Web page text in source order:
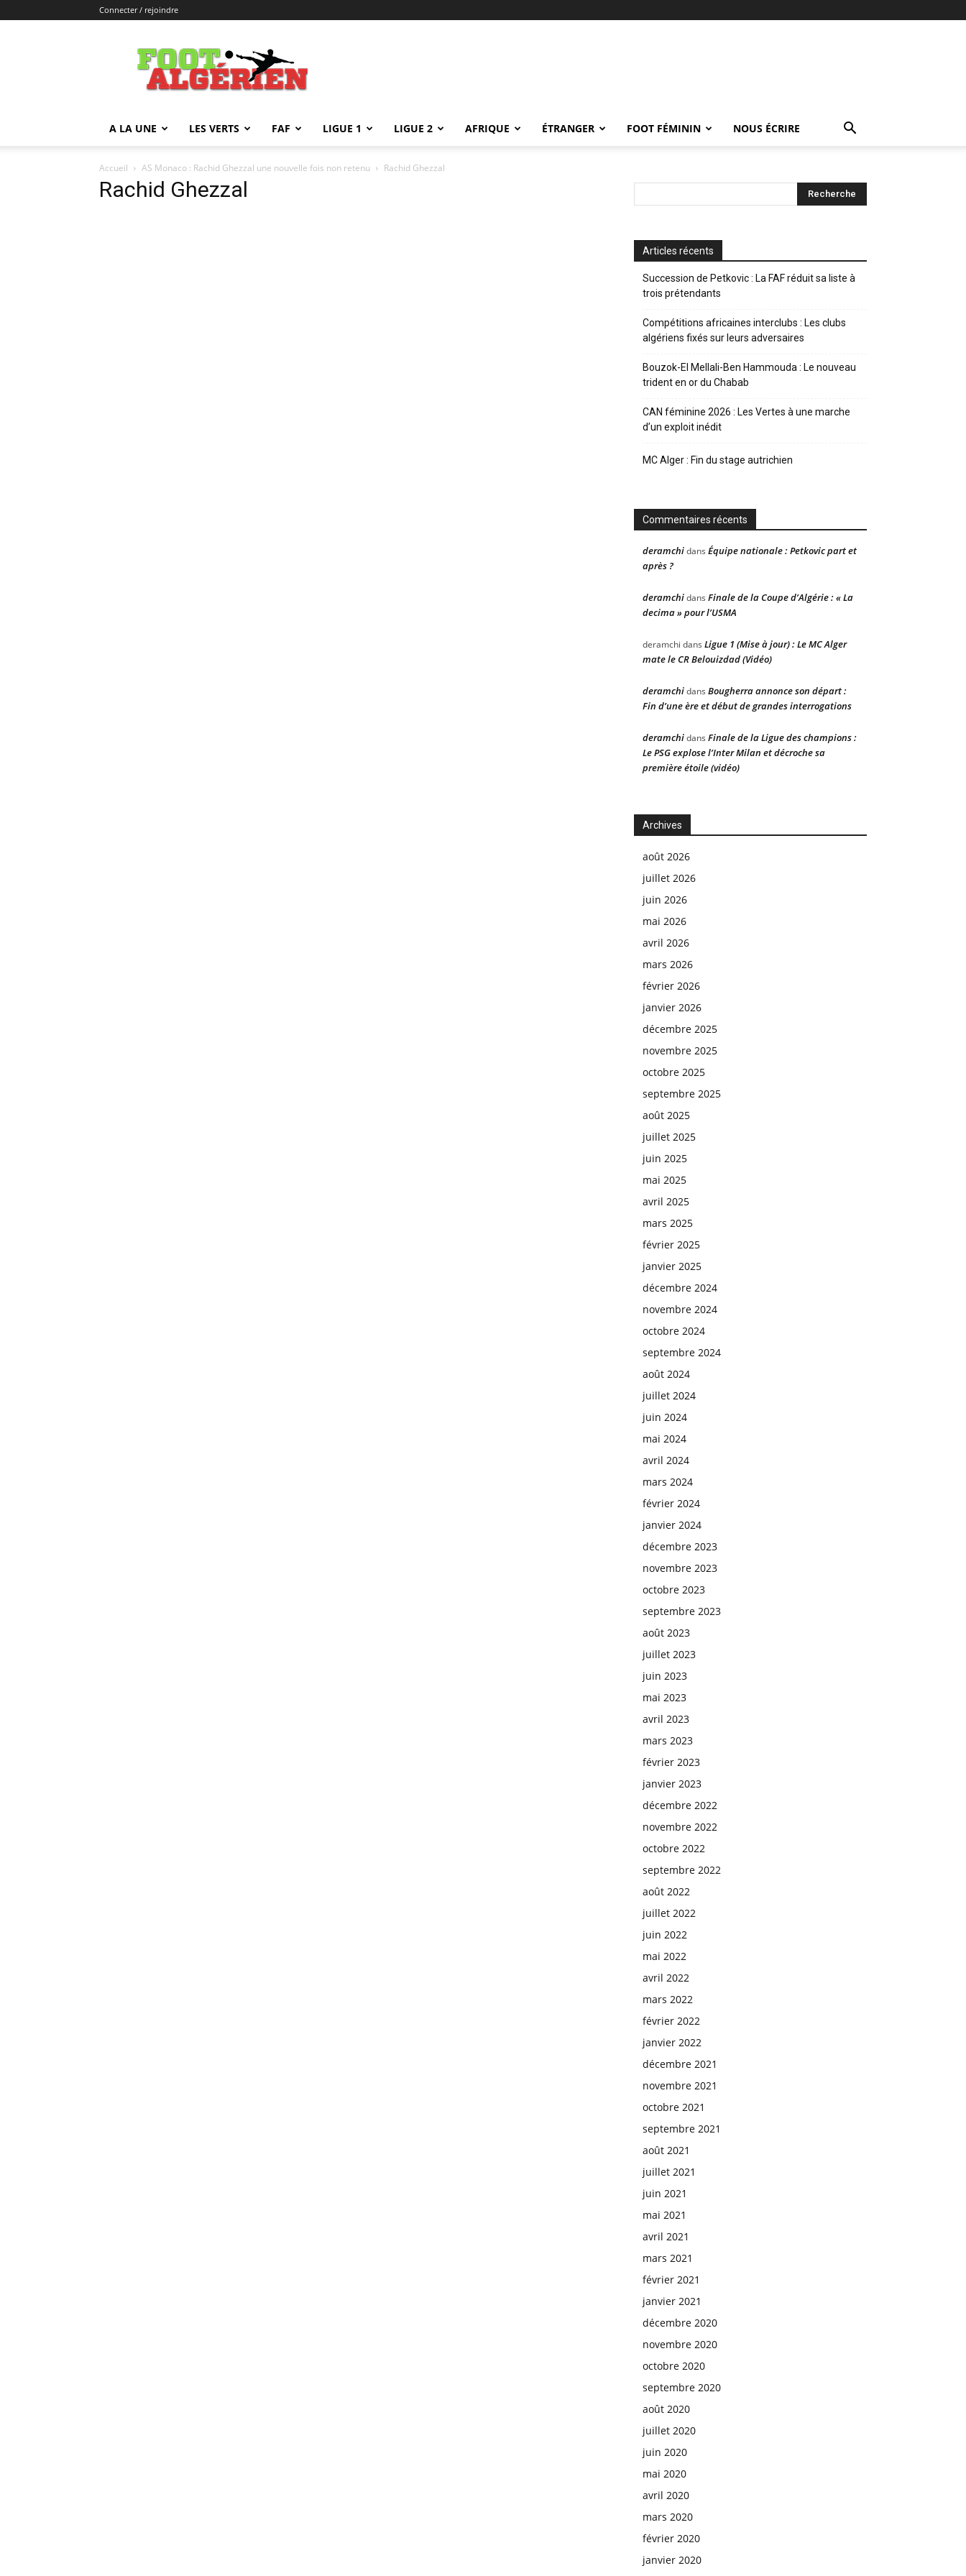
Connecter / rejoindre
FOOTALGERIEN
A LA UNE LES VERTS FAF LIGUE 1 LIGUE 2 AFRIQUE ÉTRANGER FOOT FÉMININ NOUS ÉCRIRE
Accueil AS Monaco : Rachid Ghezzal une nouvelle fois non retenu Rachid Ghezzal
Rachid Ghezzal
Articles récents
Succession de Petkovic : La FAF réduit sa liste à
trois prétendants
Compétitions africaines interclubs : Les clubs
algériens fixés sur leurs adversaires
Bouzok-El Mellali-Ben Hammouda : Le nouveau
trident en or du Chabab
CAN féminine 2026 : Les Vertes à une marche
d’un exploit inédit
MC Alger : Fin du stage autrichien
Commentaires récents
deramchidans Équipe nationale : Petkovic part et
après ?
deramchidans Finale de la Coupe d’Algérie : « La
decima » pour l’USMA
deramchi dans Ligue 1 (Mise à jour) : Le MC Alger
mate le CR Belouizdad (Vidéo)
deramchidans Bougherra annonce son départ :
Fin d’une ère et début de grandes interrogations
deramchidans Finale de la Ligue des champions :
Le PSG explose l’Inter Milan et décroche sa
première étoile (vidéo)
Archives
août 2026
juillet 2026
juin 2026
mai 2026
avril 2026
mars 2026
février 2026
janvier 2026
décembre 2025
novembre 2025
octobre 2025
septembre 2025
août 2025
juillet 2025
juin 2025
mai 2025
avril 2025
mars 2025
février 2025
janvier 2025
décembre 2024
novembre 2024
octobre 2024
septembre 2024
août 2024
juillet 2024
juin 2024
mai 2024
avril 2024
mars 2024
février 2024
janvier 2024
décembre 2023
novembre 2023
octobre 2023
septembre 2023
août 2023
juillet 2023
juin 2023
mai 2023
avril 2023
mars 2023
février 2023
janvier 2023
décembre 2022
novembre 2022
octobre 2022
septembre 2022
août 2022
juillet 2022
juin 2022
mai 2022
avril 2022
mars 2022
février 2022
janvier 2022
décembre 2021
novembre 2021
octobre 2021
septembre 2021
août 2021
juillet 2021
juin 2021
mai 2021
avril 2021
mars 2021
février 2021
janvier 2021
décembre 2020
novembre 2020
octobre 2020
septembre 2020
août 2020
juillet 2020
juin 2020
mai 2020
avril 2020
mars 2020
février 2020
janvier 2020